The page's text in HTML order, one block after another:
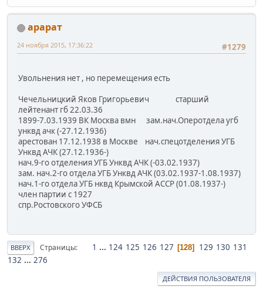
арарат
#1279
24 ноября 2015, 17:36:22
Увольнения нет , но перемещения есть
Чечельницкий Яков Григорьевич старший
лейтенант гб 22.03.36
1899-7.03.1939 ВК Москва вмн зам.нач.Оперотдела угб
унквд ачк (-27.12.1936)
арестован 17.12.1938 в Москве нач.спецотделения УГБ
Унквд АЧК (27.12.1936-)
нач.9-го отделения УГБ Унквд АЧК (-03.02.1937)
зам. нач.2-го отдела УГБ Унквд АЧК (03.02.1937-1.08.1937)
нач.1-го отдела УГБ нквд Крымской АССР (01.08.1937-)
член партии с 1927
спр.Ростовского УФСБ
ВВЕРХ Страницы 1 ... 124 125 126 127 128 129 130 131
132 ... 276
ДЕЙСТВИЯ ПОЛЬЗОВАТЕЛЯ